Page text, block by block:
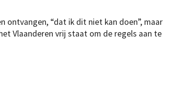
ontvangen, “dat ik dit niet kan doen”, maar
Vlaanderen vrij staat om de regels aan te